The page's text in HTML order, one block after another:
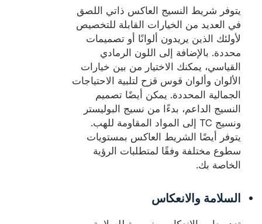
يتوفر شريط النسيج العاكس ذاتي اللصق
في العديد من الخيارات القابلة للتخصيص
لأولئك الذين يريدون ألوانًا أو تصميمات
محددة. بالإضافة إلى اللون الرمادي
القياسي، يمكنك الاختيار من بين خيارات
الألوان وألوان قوس قزح لتلبية الاحتياجات
الجمالية المحددة. يمكن أيضًا تصميم
النسيج الداعم، بدءًا من نسيج البوليستر
ونسيج TC إلى المواد المقاومة للهب.
يتوفر أيضًا الشريط العاكس بمستويات
سطوع مختلفة وفقًا لمتطلبات الرؤية
الخاصة بك.
السلامة والانعكاس